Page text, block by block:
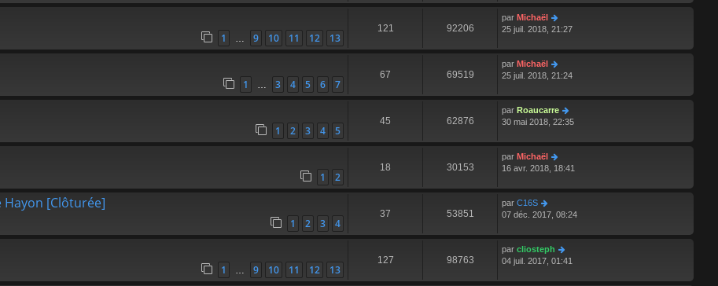
1 … 9 10 11 12 13
121 92206
par Michaël
25 juil. 2018, 21:27
1 … 3 4 5 6 7
67 69519
par Michaël
25 juil. 2018, 21:24
1 2 3 4 5
45 62876
par Roaucarre
30 mai 2018, 22:35
1 2
18 30153
par Michaël
16 avr. 2018, 18:41
[Clôturée]
1 2 3 4
37 53851
par C16S
07 déc. 2017, 08:24
1 … 9 10 11 12 13
127 98763
par cliosteph
04 juil. 2017, 01:41